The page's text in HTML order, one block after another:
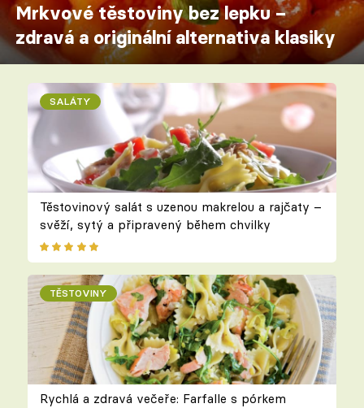
Mrkvové těstoviny bez lepku –
zdravá a originální alternativa klasiky
SALÁTY
Těstovinový salát s uzenou makrelou a rajčaty –
svěží, sytý a připravený během chvilky
TĚSTOVINY
Rychlá a zdravá večeře: Farfalle s pórkem